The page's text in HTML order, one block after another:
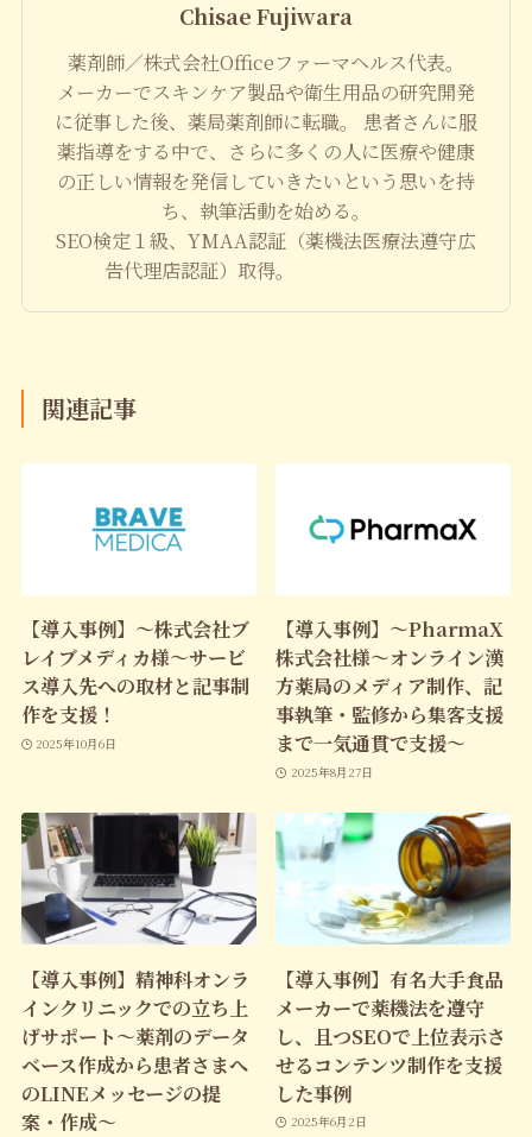
Chisae Fujiwara
薬剤師／株式会社Officeファーマヘルス代表。
メーカーでスキンケア製品や衛生用品の研究開発
に従事した後、薬局薬剤師に転職。 患者さんに服
薬指導をする中で、さらに多くの人に医療や健康
の正しい情報を発信していきたいという思いを持
ち、執筆活動を始める。
SEO検定１級、YMAA認証（薬機法医療法遵守広
告代理店認証）取得。
関連記事
【導入事例】～株式会社ブ
レイブメディカ様～サービ
ス導入先への取材と記事制
作を支援！
2025年10月6日
【導入事例】～PharmaX
株式会社様～オンライン漢
方薬局のメディア制作、記
事執筆・監修から集客支援
まで一気通貫で支援～
2025年8月27日
【導入事例】精神科オンラ
インクリニックでの立ち上
げサポート～薬剤のデータ
ベース作成から患者さまへ
のLINEメッセージの提
案・作成～
【導入事例】有名大手食品
メーカーで薬機法を遵守
し、且つSEOで上位表示さ
せるコンテンツ制作を支援
した事例
2025年6月2日